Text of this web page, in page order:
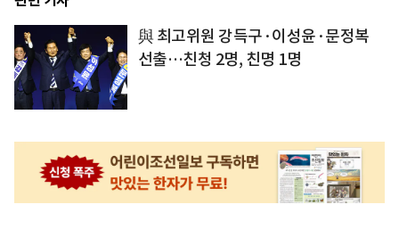
與 최고위원 강득구·이성윤·문정복
선출…친청 2명, 친명 1명